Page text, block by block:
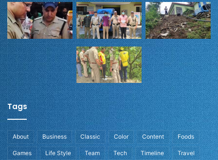
Tags
About Business Classic Color Content Foods
Games Life Style Team Tech Timeline Travel